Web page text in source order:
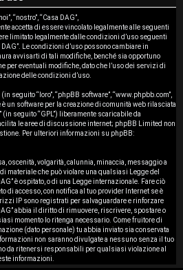
“nostro”, “Casa DAG”,
accetta di essere vincolato legalmente alle seguenti
limitato legalmente dalle condizioni d’uso seguenti
Le condizioni d’uso possono cambiare in
avvisarti di tali modifiche, benché sia opportuno
per eventuali modifiche, dato che l’uso dei servizi di
delle condizioni d’uso.
seguito “loro”, “phpBB software”, “www.phpbb.com”,
è un software per la creazione di comunità web rilasciata
” (in seguito “GPL”) liberamente scaricabile da
le aree di discussione internet; phpBB Limited non
Per ulteriori informazioni su phpBB:
oscenità, volgarità, calunnia, minaccia, messaggio a
materiale che può violare una qualsiasi Legge del
è ospitato, o di una Legge internazionale. Fare ciò
di accesso, con notifica al tuo provider Internet se è
IP sono registrati per salvaguardare e rinforzare
abbia il diritto di rimuovere, riscrivere, spostare o
momento lo ritenga necessario. Come fruitore di
(dato personale) tu abbia inviato sia conservata
non saranno divulgate a nessuno senza il tuo
da ritenersi responsabili per qualsiasi violazione al
informazioni.